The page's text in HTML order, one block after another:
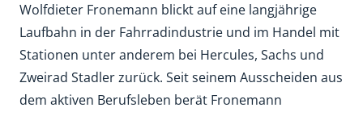
Wolfdieter Fronemann blickt auf eine langjährige
Laufbahn in der Fahrradindustrie und im Handel mit
Stationen unter anderem bei Hercules, Sachs und
Zweirad Stadler zurück. Seit seinem Ausscheiden aus
dem aktiven Berufsleben berät Fronemann